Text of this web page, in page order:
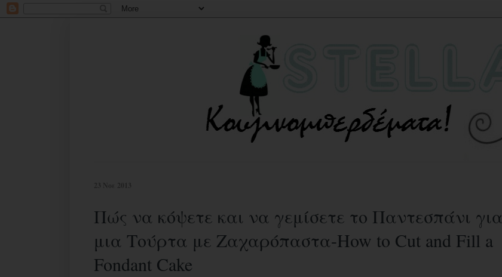
Πώς να κόψετε και να γεμίσετε το Παντεσπάνι για
μια Τούρτα με Ζαχαρόπαστα-How to Cut and Fill a
Fondant Cake